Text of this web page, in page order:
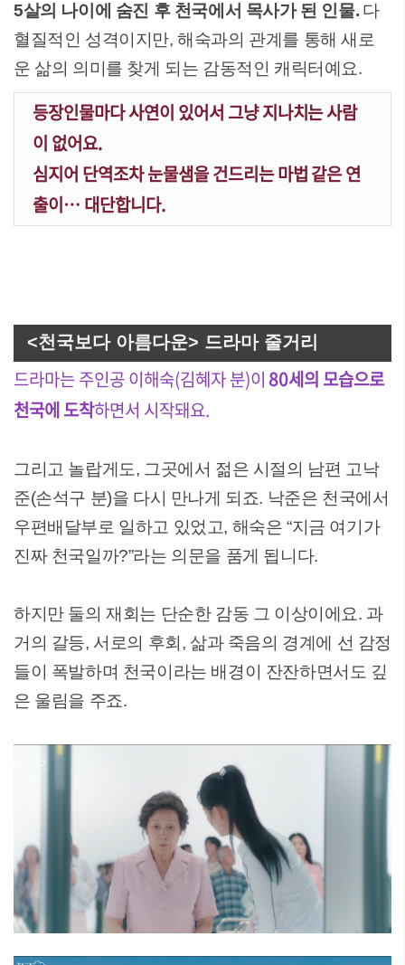
5살의 나이에 숨진 후 천국에서 목사가 된 인물. 다
혈질적인 성격이지만, 해숙과의 관계를 통해 새로
운 삶의 의미를 찾게 되는 감동적인 캐릭터예요.
등장인물마다 사연이 있어서 그냥 지나치는 사람
이 없어요.
심지어 단역조차 눈물샘을 건드리는 마법 같은 연
출이… 대단합니다.
<천국보다 아름다운> 드라마 줄거리
드라마는 주인공 이해숙(김혜자 분)이 80세의 모습으로
천국에 도착하면서 시작돼요.
그리고 놀랍게도, 그곳에서 젊은 시절의 남편 고낙
준(손석구 분)을 다시 만나게 되죠. 낙준은 천국에서
우편배달부로 일하고 있었고, 해숙은 “지금 여기가
진짜 천국일까?”라는 의문을 품게 됩니다.
하지만 둘의 재회는 단순한 감동 그 이상이에요. 과
거의 갈등, 서로의 후회, 삶과 죽음의 경계에 선 감정
들이 폭발하며 천국이라는 배경이 잔잔하면서도 깊
은 울림을 주죠.